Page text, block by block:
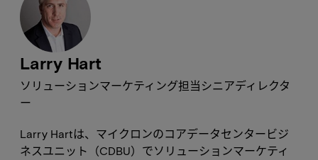
ソリューションマーケティング担当シニアディレクタ
ー
Larry Hart
Larry Hartは、マイクロンのコアデータセンタービジ
ネスユニット（CDBU）でソリューションマーケティ